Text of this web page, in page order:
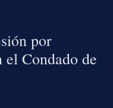
por
Condado de